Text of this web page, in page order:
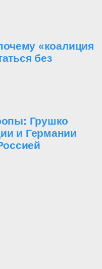
«коалиция
без
Грушко
и Германии